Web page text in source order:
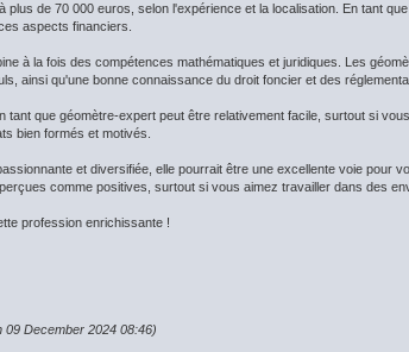
plus de 70 000 euros, selon l'expérience et la localisation. En tant
aspects financiers.
à la fois des compétences mathématiques et juridiques. Les
ainsi qu'une bonne connaissance du droit foncier et des
tant que géomètre-expert peut être relativement facile, surtout si
bien formés et motivés.
et diversifiée, elle pourrait être une excellente voie pour
comme positives, surtout si vous aimez travailler dans des
profession enrichissante !
09 December 2024 08:46)